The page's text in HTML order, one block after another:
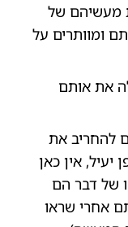
מעשיהם של
ומוותרים על
את אותם
להחריב את
יעיל, אין כאן
של דבר הם
אחרי שראו